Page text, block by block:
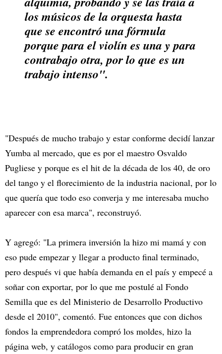
los músicos de la orquesta hasta
que se encontró una fórmula
porque para el violín es una y para
contrabajo otra, por lo que es un
trabajo intenso".
"Después de mucho trabajo y estar conforme decidí lanzar
Yumba al mercado, que es por el maestro Osvaldo
Pugliese y porque es el hit de la década de los 40, de oro
del tango y el florecimiento de la industria nacional, por lo
que quería que todo eso converja y me interesaba mucho
aparecer con esa marca", reconstruyó.
Y agregó: "La primera inversión la hizo mi mamá y con
eso pude empezar y llegar a producto final terminado,
pero después vi que había demanda en el país y empecé a
soñar con exportar, por lo que me postulé al Fondo
Semilla que es del Ministerio de Desarrollo Productivo
desde el 2010", comentó. Fue entonces que con dichos
fondos la emprendedora compró los moldes, hizo la
página web, y catálogos como para producir en gran